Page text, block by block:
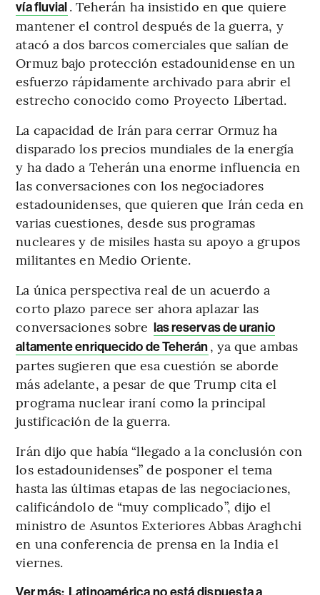
vía fluvial. Teherán ha insistido en que quiere
mantener el control después de la guerra, y
atacó a dos barcos comerciales que salían de
Ormuz bajo protección estadounidense en un
esfuerzo rápidamente archivado para abrir el
estrecho conocido como Proyecto Libertad.
La capacidad de Irán para cerrar Ormuz ha
disparado los precios mundiales de la energía
y ha dado a Teherán una enorme influencia en
las conversaciones con los negociadores
estadounidenses, que quieren que Irán ceda en
varias cuestiones, desde sus programas
nucleares y de misiles hasta su apoyo a grupos
militantes en Medio Oriente.
La única perspectiva real de un acuerdo a
corto plazo parece ser ahora aplazar las
conversaciones sobre las reservas de uranio
altamente enriquecido de Teherán, ya que ambas
partes sugieren que esa cuestión se aborde
más adelante, a pesar de que Trump cita el
programa nuclear iraní como la principal
justificación de la guerra.
Irán dijo que había “llegado a la conclusión con
los estadounidenses” de posponer el tema
hasta las últimas etapas de las negociaciones,
calificándolo de “muy complicado”, dijo el
ministro de Asuntos Exteriores Abbas Araghchi
en una conferencia de prensa en la India el
viernes.